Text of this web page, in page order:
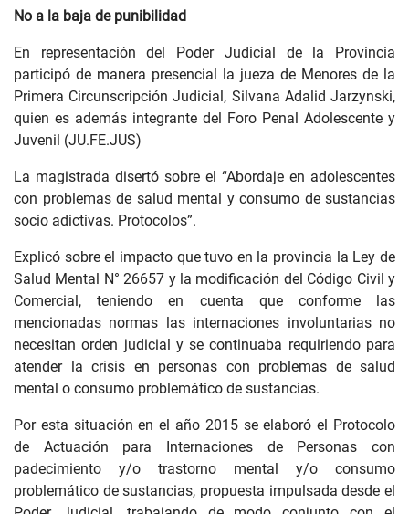
No a la baja de punibilidad
En representación del Poder Judicial de la Provincia
participó de manera presencial la jueza de Menores de la
Primera Circunscripción Judicial, Silvana Adalid Jarzynski,
quien es además integrante del Foro Penal Adolescente y
Juvenil (JU.FE.JUS)
La magistrada disertó sobre el “Abordaje en adolescentes
con problemas de salud mental y consumo de sustancias
socio adictivas. Protocolos”.
Explicó sobre el impacto que tuvo en la provincia la Ley de
Salud Mental N° 26657 y la modificación del Código Civil y
Comercial, teniendo en cuenta que conforme las
mencionadas normas las internaciones involuntarias no
necesitan orden judicial y se continuaba requiriendo para
atender la crisis en personas con problemas de salud
mental o consumo problemático de sustancias.
Por esta situación en el año 2015 se elaboró el Protocolo
de Actuación para Internaciones de Personas con
padecimiento y/o trastorno mental y/o consumo
problemático de sustancias, propuesta impulsada desde el